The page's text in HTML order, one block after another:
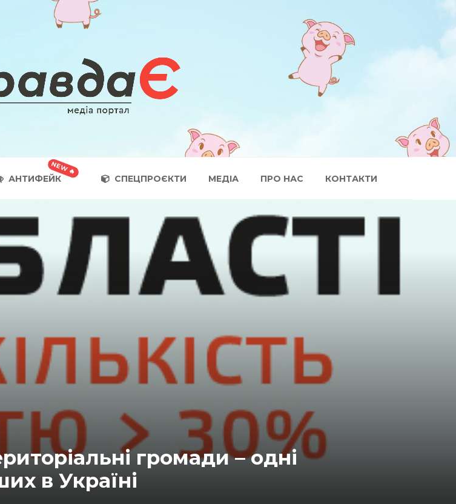
АНТИФЕЙК СПЕЦПРОЄКТИ МЕДІА ПРО НАС КОНТАКТИ
громади – одні
в Україні